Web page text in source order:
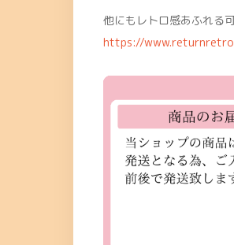
他にもレトロ感あふれる
https://